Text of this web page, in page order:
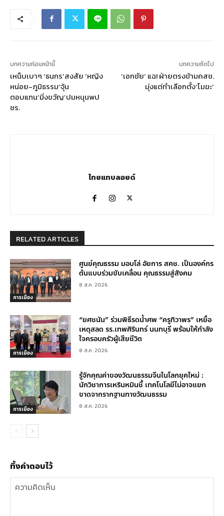
บทความก่อนหน้านี้
เหน็บเบาๆ ‘ธนกร’สงสัย ‘หญิง
หน่อย-ภูมิธรรม’จุ้น
ตอบแทน‘มิ่งขวัญ’ปมหนุนพป
ชร.
บทความถัดไป
‘เอกชัย’ แฉ! ฝ่ายตรงข้ามคสช.
มุ่งแต่ทำเลือกตั้ง‘โมฆะ’
ไทยแทบลอยด์
RELATED ARTICLES
การเมือง
ศูนย์คุณธรรม มอบโล่ อัยการ สคช. เป็นองค์กร
ต้นแบบร่วมขับเคลื่อน คุณธรรมสู่สังคม
8 ส.ค. 2026
การเมือง
“ยศชนัน” ร่วมพิธีรดน้ำศพ “ครูทิวาพร” เหยื่อ
เหตุสลด รร.เทพศิรินทร์ นนทบุรี พร้อมให้กำลัง
ใจครอบครัวผู้เสียชีวิต
8 ส.ค. 2026
การเมือง
รู้จักคุณค่าของวัฒนธรรมจีนในโลกยุคใหม่ :
นักวิชาการเหรินหมินชี้ เทคโนโลยีไม่อาจแยก
ขาดจากรากฐานทางวัฒนธรรม
8 ส.ค. 2026
ทิ้งคำตอบไว้